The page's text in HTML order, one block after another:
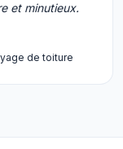
et minutieux.
de toiture